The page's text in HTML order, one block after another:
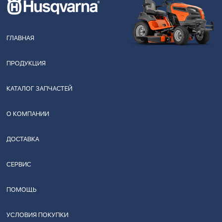
ГЛАВНАЯ
ПРОДУКЦИЯ
КАТАЛОГ ЗАПЧАСТЕЙ
О КОМПАНИИ
ДОСТАВКА
СЕРВИС
ПОМОЩЬ
УСЛОВИЯ ПОКУПКИ